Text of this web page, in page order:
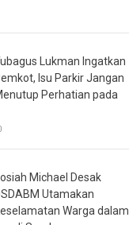
Lukman Ingatkan
Isu Parkir Jangan
Perhatian pada
Michael Desak
Utamakan
Warga dalam